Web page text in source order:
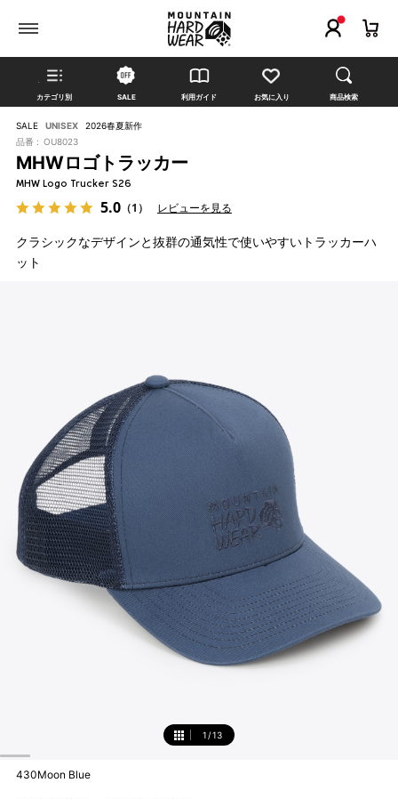
カテゴリ別 SALE 利用ガイド お気に入り 商品検索
SALE UNISEX
2026春夏新作
品番 : OU8023
MHWロゴトラッカー
MHW Logo Trucker S26
5.0（1） レビューを見る
クラシックなデザインと抜群の通気性で使いやすいトラッカーハ
ット
1 /13
430Moon Blue